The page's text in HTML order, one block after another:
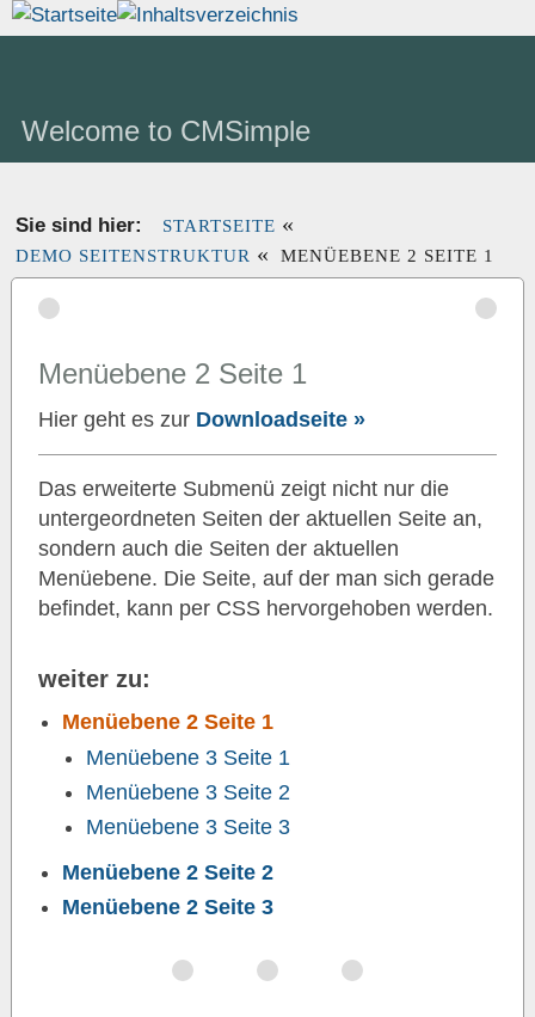
Welcome to CMSimple
Sie sind hier: STARTSEITE «
DEMO SEITENSTRUKTUR « MENÜEBENE 2 SEITE 1
Menüebene 2 Seite 1
Hier geht es zur Downloadseite »
Das erweiterte Submenü zeigt nicht nur die
untergeordneten Seiten der aktuellen Seite an,
sondern auch die Seiten der aktuellen
Menüebene. Die Seite, auf der man sich gerade
befindet, kann per CSS hervorgehoben werden.
weiter zu:
Menüebene 2 Seite 1
Menüebene 3 Seite 1
Menüebene 3 Seite 2
Menüebene 3 Seite 3
Menüebene 2 Seite 2
Menüebene 2 Seite 3